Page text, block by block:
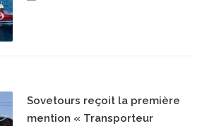
Sovetours reçoit la première
mention « Transporteur